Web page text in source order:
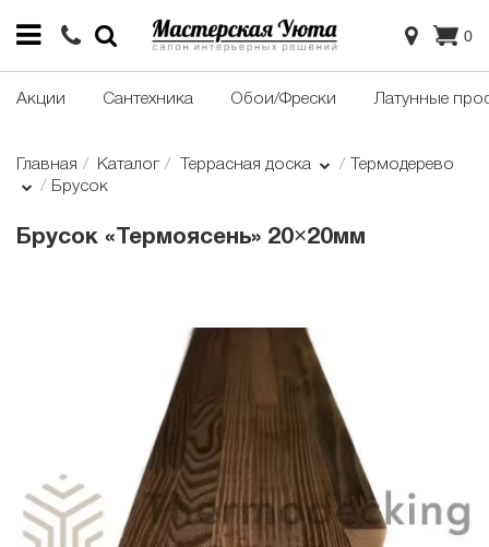
0
Акции Сантехника Обои/Фрески Латунные
Главная Каталог Террасная доска
Термодерево
Брусок
Брусок «Термоясень» 20×20мм